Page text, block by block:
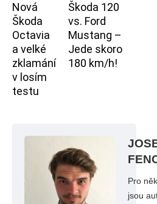
Nová
Škoda
Octavia
a velké
zklamání
v losím
testu
Škoda 120
vs. Ford
Mustang –
Jede skoro
180 km/h!
Pro
jsou